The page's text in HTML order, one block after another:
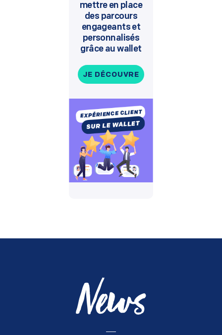
mettre en place
des parcours
engageants et
personnalisés
grâce au wallet
JE DÉCOUVRE
News